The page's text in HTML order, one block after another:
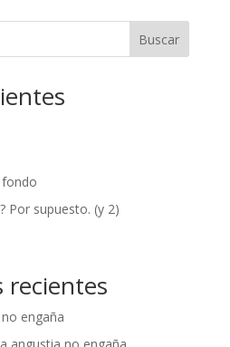
Buscar
fondo
Por supuesto. (y 2)
recientes
engaña